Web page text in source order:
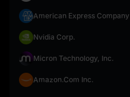
American Express Company
Nvidia Corp.
Micron Technology, Inc.
Amazon.Com Inc.